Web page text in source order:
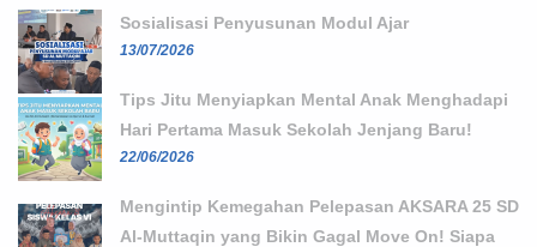
Sosialisasi Penyusunan Modul Ajar
13/07/2026
Tips Jitu Menyiapkan Mental Anak Menghadapi
Hari Pertama Masuk Sekolah Jenjang Baru!
22/06/2026
Mengintip Kemegahan Pelepasan AKSARA 25 SD
Al-Muttaqin yang Bikin Gagal Move On! Siapa